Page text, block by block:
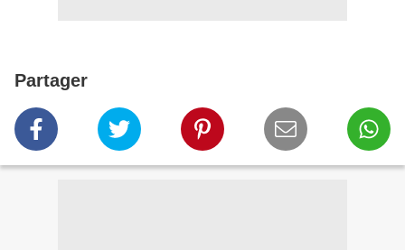
Partager